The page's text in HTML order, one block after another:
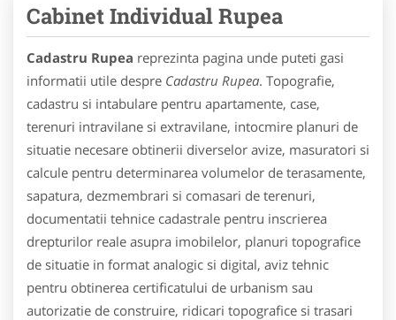
Cabinet Individual Rupea
Cadastru Rupea reprezinta pagina unde puteti gasi
informatii utile despre Cadastru Rupea. Topografie,
cadastru si intabulare pentru apartamente, case,
terenuri intravilane si extravilane, intocmire planuri de
situatie necesare obtinerii diverselor avize, masuratori si
calcule pentru determinarea volumelor de terasamente,
sapatura, dezmembrari si comasari de terenuri,
documentatii tehnice cadastrale pentru inscrierea
drepturilor reale asupra imobilelor, planuri topografice
de situatie in format analogic si digital, aviz tehnic
pentru obtinerea certificatului de urbanism sau
autorizatie de construire, ridicari topografice si trasari